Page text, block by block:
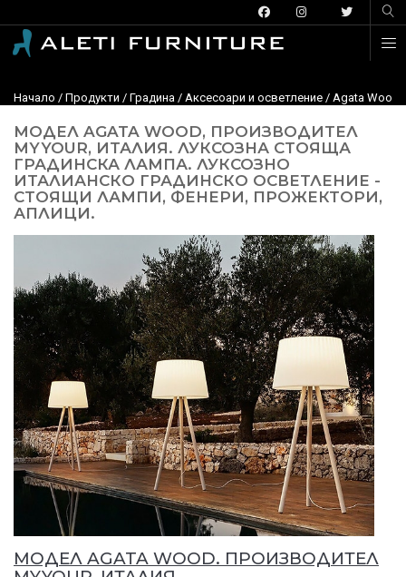
Начало / Продукти / Градина / Aксесоари и осветление / Agata Wood,
МОДЕЛ AGATA WOOD, ПРОИЗВОДИТЕЛ
MYYOUR, ИТАЛИЯ. ЛУКСОЗНА СТОЯЩА
ГРАДИНСКА ЛАМПА. ЛУКСОЗНО
ИТАЛИАНСКО ГРАДИНСКО ОСВЕТЛЕНИЕ -
СТОЯЩИ ЛАМПИ, ФЕНЕРИ, ПРОЖЕКТОРИ,
АПЛИЦИ.
МОДЕЛ AGATA WOOD. ПРОИЗВОДИТЕЛ